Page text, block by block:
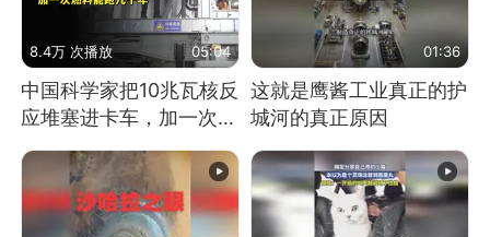
8.4万 次播放 05:04
中国科学家把10兆瓦核反
应堆塞进卡车，加一次燃
料能跑几十年
01:36
这就是鹰酱工业真正的护
城河的真正原因